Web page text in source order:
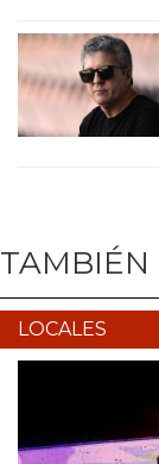
TAMBIÉN
LOCALES